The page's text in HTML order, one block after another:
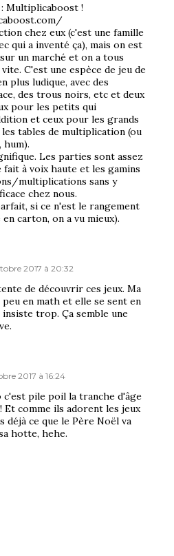
Multiplicaboost !
chez eux (c'est une famille
qui a inventé ça), mais on est
un marché et on a tous
C'est une espèce de jeu de
plus ludique, avec des
des trous noirs, etc et deux
pour les petits qui
et ceux pour les grands
tables de multiplication (ou
hum).
Les parties sont assez
à voix haute et les gamins
multiplications sans y
chez nous.
si ce n'est le rangement
carton, on a vu mieux).
2017 à 20:32
de découvrir ces jeux. Ma
en math et elle se sent en
insiste trop. Ça semble une
2017 à 16:24
c'est pile poil la tranche d'âge
Et comme ils adorent les jeux
déjà ce que le Père Noël va
hotte, hehe.